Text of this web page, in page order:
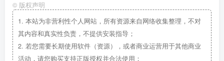
© 版权声明
1. 本站为非营利性个人网站，所有资源来自网络收集整理，不对
其内容和真实性负责，不提供安装指导；
2. 若您需要长期使用软件（资源），或者商业运营用于其他商业
活动，请您购买支持正版授权并合法使用；